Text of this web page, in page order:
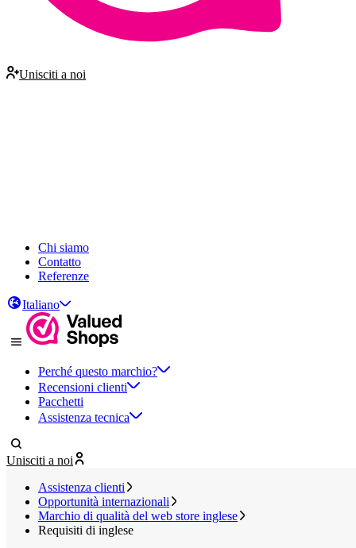
Unisciti a noi
Chi siamo
Contatto
Referenze
Italiano
Perché questo marchio?
Recensioni clienti
Pacchetti
Assistenza tecnica
Unisciti a noi
Assistenza clienti
Opportunità internazionali
Marchio di qualità del web store inglese
Requisiti di inglese